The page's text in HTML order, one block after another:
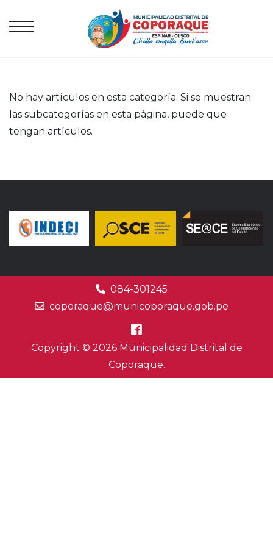
No hay artículos en esta categoría. Si se muestran
las subcategorías en esta página, puede que
tengan artículos.
084-301245
coporaque@municoporaque.gob.pe
Copyright © 2026 Municipalidad Distrital de
Coporaque.